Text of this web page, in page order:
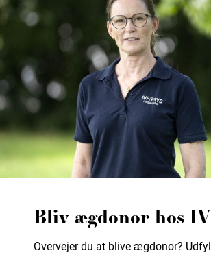
Bliv ægdonor hos
Overvejer du at blive ægdonor?